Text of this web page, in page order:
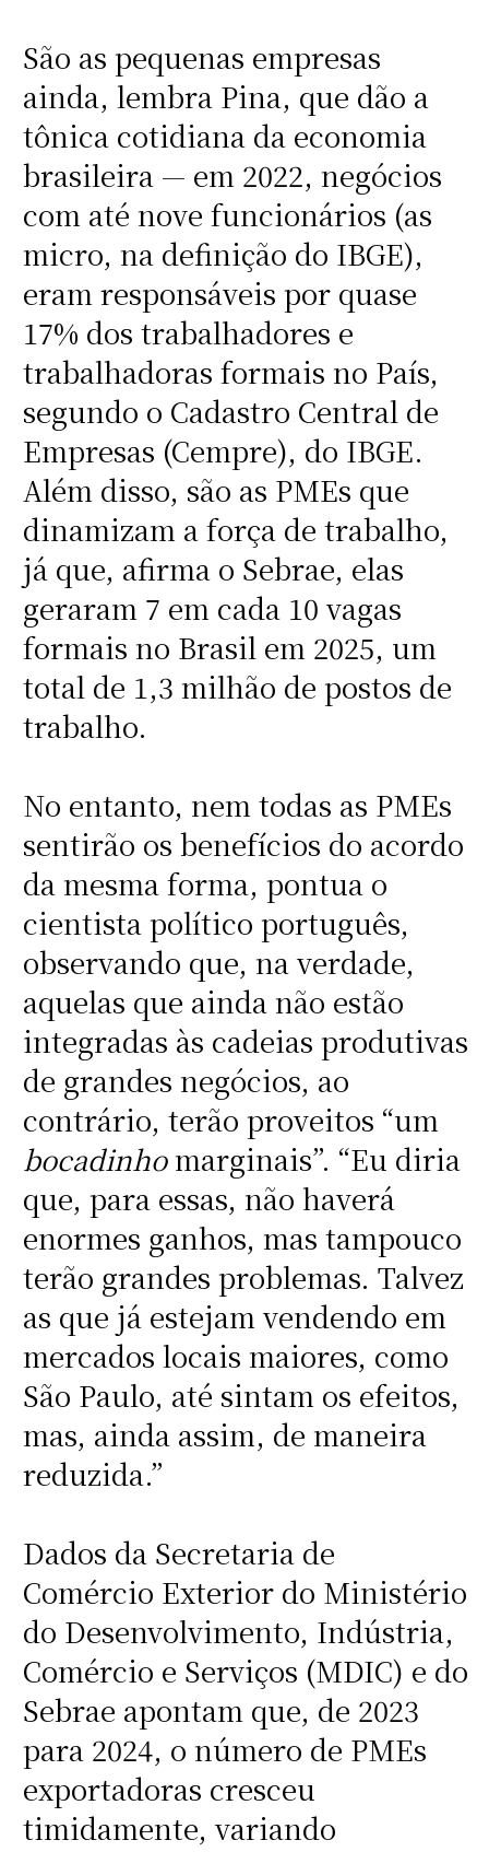
São as pequenas empresas
ainda, lembra Pina, que dão a
tônica cotidiana da economia
brasileira — em 2022, negócios
com até nove funcionários (as
micro, na definição do IBGE),
eram responsáveis por quase
17% dos trabalhadores e
trabalhadoras formais no País,
segundo o Cadastro Central de
Empresas (Cempre), do IBGE.
Além disso, são as PMEs que
dinamizam a força de trabalho,
já que, afirma o Sebrae, elas
geraram 7 em cada 10 vagas
formais no Brasil em 2025, um
total de 1,3 milhão de postos de
trabalho.
No entanto, nem todas as PMEs
sentirão os benefícios do acordo
da mesma forma, pontua o
cientista político português,
observando que, na verdade,
aquelas que ainda não estão
integradas às cadeias produtivas
de grandes negócios, ao
contrário, terão proveitos “um
bocadinhomarginais”. “Eu diria
que, para essas, não haverá
enormes ganhos, mas tampouco
terão grandes problemas. Talvez
as que já estejam vendendo em
mercados locais maiores, como
São Paulo, até sintam os efeitos,
mas, ainda assim, de maneira
reduzida.”
Dados da Secretaria de
Comércio Exterior do Ministério
do Desenvolvimento, Indústria,
Comércio e Serviços (MDIC) e do
Sebrae apontam que, de 2023
para 2024, o número de PMEs
exportadoras cresceu
timidamente, variando